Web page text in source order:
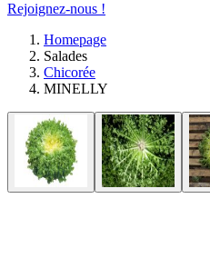
Rejoignez-nous !
Homepage
Salades
Chicorée
MINELLY